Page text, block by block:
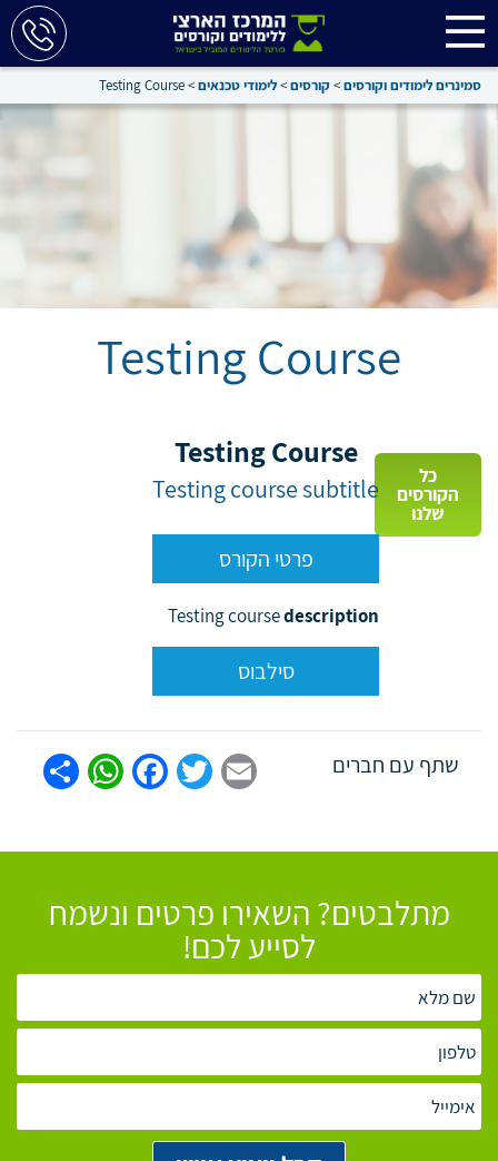
סמינרים לימודים וקורסים>קורסים>לימודי טכנאים>
Testing Course
Testing Course
כל
הקורסים
שלנו
Testing Course
Testing course subtitle
פרטי הקורס
Testing coursedescription
סילבוס
שתף עם חברים Email
Twitter
מתלבטים? השאירו פרטים ונשמח
לסייע לכם!